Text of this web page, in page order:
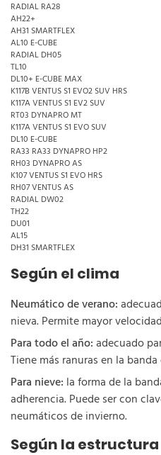
RADIAL RA28
AH22+
AH31 SMARTFLEX
AL10 E-CUBE
RADIAL DH05
TL10
DL10+ E-CUBE MAX
K117B VENTUS S1 EVO2 SUV HRS
K117A VENTUS S1 EV2 SUV
RT03 DYNAPRO MT
K117A VENTUS S1 EVO SUV
DL10 E-CUBE
RA33 RA33 DYNAPRO HP2
RH03 DYNAPRO AS
K107 VENTUS S1 EVO HRS
RH07 VENTUS AS
RADIAL DW02
TH22
DU01
AL15
DH31 SMARTFLEX
Según el clima
Neumático de verano:
nieva. Permite mayor
Para todo el año:adecuado
Tiene más ranuras en la
Para nieve: la forma de la
adherencia. Puede ser con
neumáticos de invierno.
Según la estructura